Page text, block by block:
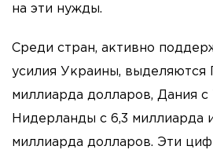
на эти нужды.
Среди стран, активно
усилия Украины, выделяются
миллиарда долларов, Дания с
Нидерланды с 6,3 миллиарда
миллиарда долларов. Эти